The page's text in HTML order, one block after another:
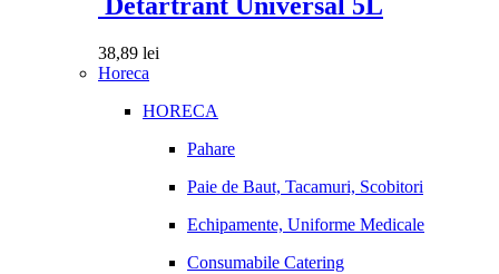
Detartrant Universal 5L
38,89 lei
Horeca
HORECA
Pahare
Paie de Baut, Tacamuri, Scobitori
Echipamente, Uniforme Medicale
Consumabile Catering